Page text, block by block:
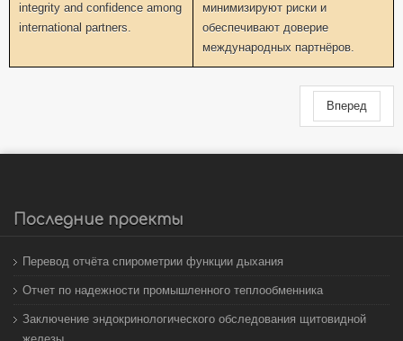
integrity and confidence among
international partners.
минимизируют риски и
обеспечивают доверие
международных партнёров.
Вперед
Последние проекты
Перевод отчёта спирометрии функции дыхания
Отчет по надежности промышленного теплообменника
Заключение эндокринологического обследования щитовидной